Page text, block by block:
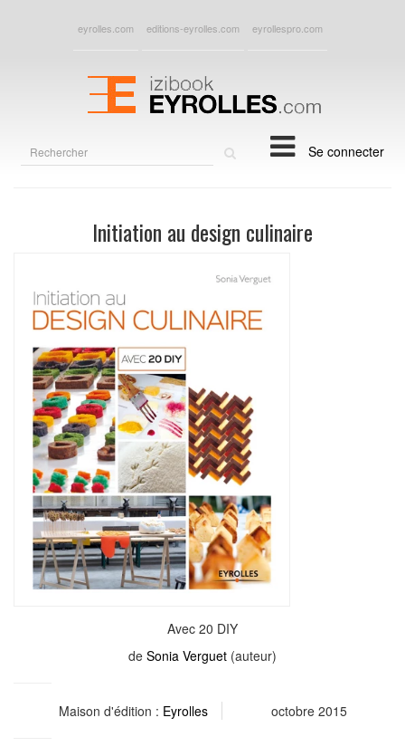
eyrolles.com editions-eyrolles.com eyrollespro.com
Se connecter
Initiation au design culinaire
Avec 20 DIY
de Sonia Verguet (auteur)
Maison d'édition : Eyrolles octobre 2015